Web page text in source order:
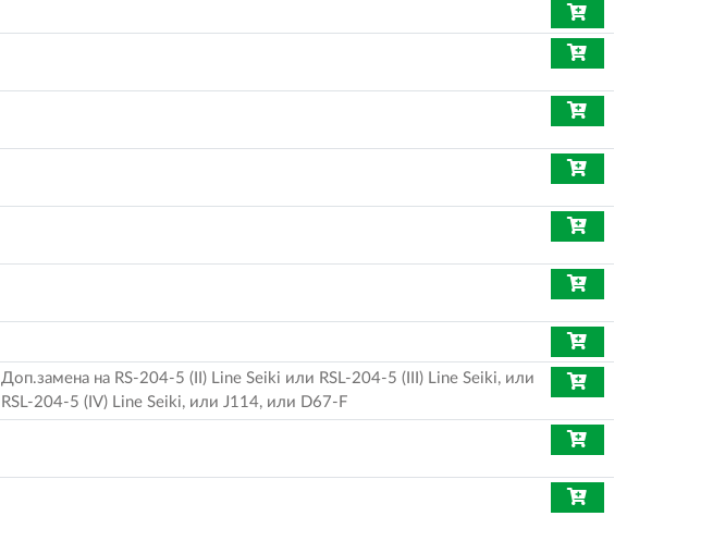
Доп.замена на RS-204-5 (II) Line Seiki или RSL-204-5 (III) Line Seiki, или
RSL-204-5 (IV) Line Seiki, или J114, или D67-F